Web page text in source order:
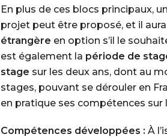
En plus de ces blocs principaux,
projet peut être proposé, et il
étrangère en option s’il le
est également la période de
stage sur les deux ans, dont au
stages, pouvant se dérouler en
en pratique ses compétences sur
Compétences développées : À